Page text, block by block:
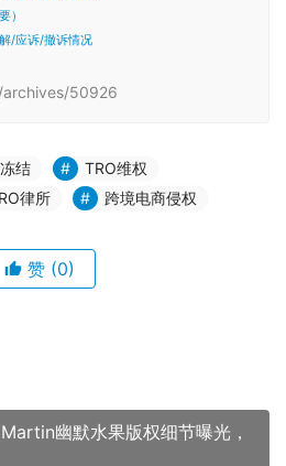
）
/应诉/撤诉情况
50926
结
TRO维权
律所 跨境电商侵权
赞 (0)
幽默水果版权细节曝光，